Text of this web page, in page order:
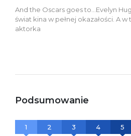
And the Oscars goes to…Evelyn
świat kina w pełnej okazałości. A
aktorka
Podsumowanie
1
2
3
4
5